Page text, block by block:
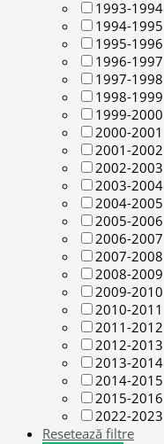
1993-1994
1994-1995
1995-1996
1996-1997
1997-1998
1998-1999
1999-2000
2000-2001
2001-2002
2002-2003
2003-2004
2004-2005
2005-2006
2006-2007
2007-2008
2008-2009
2009-2010
2010-2011
2011-2012
2012-2013
2013-2014
2014-2015
2015-2016
2022-2023
Resetează filtre